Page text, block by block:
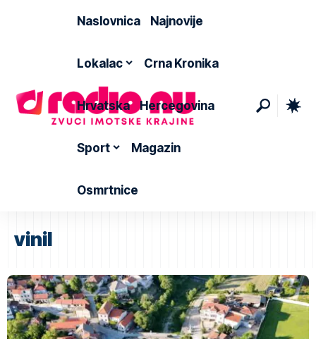
Naslovnica Najnovije
Lokalac Crna Kronika
Hrvatska Hercegovina
Sport Magazin
Osmrtnice
vinil